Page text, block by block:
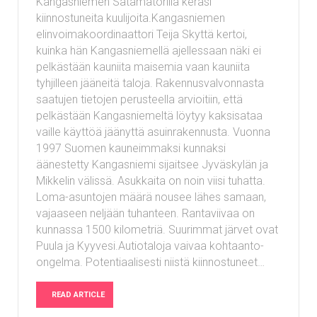
kiinnostuneita kuulijoita.Kangasniemen
elinvoimakoordinaattori Teija Skyttä kertoi,
kuinka hän Kangasniemellä ajellessaan näki ei
pelkästään kauniita maisemia vaan kauniita
tyhjilleen jääneitä taloja. Rakennusvalvonnasta
saatujen tietojen perusteella arvioitiin, että
pelkästään Kangasniemeltä löytyy kaksisataa
vaille käyttöä jäänyttä asuinrakennusta. Vuonna
1997 Suomen kauneimmaksi kunnaksi
äänestetty Kangasniemi sijaitsee Jyväskylän ja
Mikkelin välissä. Asukkaita on noin viisi tuhatta.
Loma-asuntojen määrä nousee lähes samaan,
vajaaseen neljään tuhanteen. Rantaviivaa on
kunnassa 1500 kilometriä. Suurimmat järvet ovat
Puula ja Kyyvesi.Autiotaloja vaivaa kohtaanto-
ongelma. Potentiaalisesti niistä kiinnostuneet…
READ ARTICLE